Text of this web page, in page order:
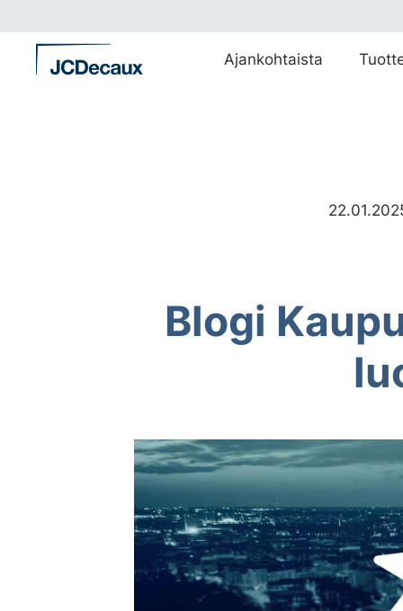
suoraan
sisältöön
Ajankohtaista
Blogi